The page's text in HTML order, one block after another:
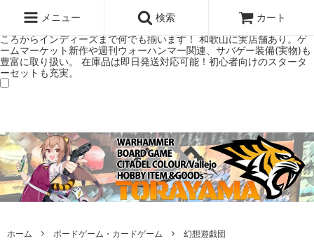
ミアムショップTORAYAMA。通販・オンラインショップです！ ウォー
ハンマーとボードゲームのことなら当店へ！ボードゲームもメジャーど
ころからインディーズまで何でも揃います！ 和歌山に実店舗あり。ゲ
ームマーケット新作や週刊ウォーハンマー関連、サバゲー装備(実物)も
豊富に取り扱い。 在庫品は即日発送対応可能！初心者向けのスタータ
ーセットも充実。
メニュー 検索 カート
ホーム ボードゲーム・カードゲーム
幻想遊戯団